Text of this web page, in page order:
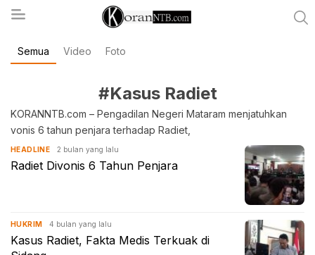
koranntb.com
Semua Video Foto
#Kasus Radiet
KORANNTB.com – Pengadilan Negeri Mataram menjatuhkan
vonis 6 tahun penjara terhadap Radiet,
HEADLINE 2 bulan yang lalu
Radiet Divonis 6 Tahun Penjara
HUKRIM 4 bulan yang lalu
Kasus Radiet, Fakta Medis Terkuak di